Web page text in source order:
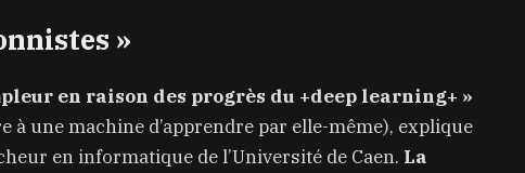
»
en raison des progrès du +deep learning+ »
à une machine d’apprendre par elle-même), explique
en informatique de l’Université de Caen. La